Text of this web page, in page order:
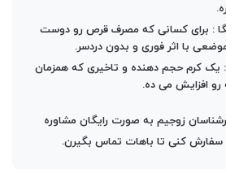
: برای کسانی که مصرف قرص رو دوست
با اثر فوری و بدون دردسر.
: یک کرم حجم دهنده و تاخیری که همزمان
رو افزایش می ده.
زوجیم به صورت رایگان مشاوره
کنی تا باهات تماس بگیرن.